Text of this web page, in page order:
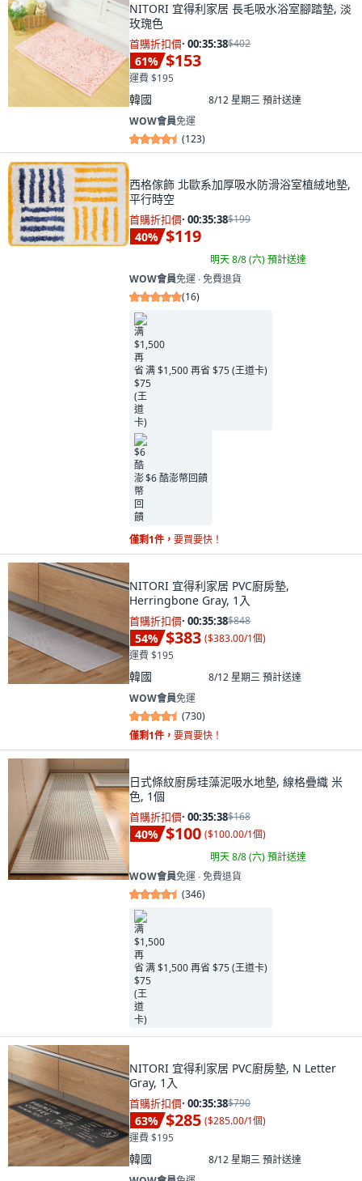
NITORI 宜得利家居 長毛吸水浴室腳踏墊, 淡
玫瑰色
首購折扣價· 00:35:37$402
61% $153
運費 $195
韓國 8/12 星期三預計送達
WOW會員免運
(123)
西格傢飾 北歐系加厚吸水防滑浴室植絨地墊,
平行時空
首購折扣價· 00:35:37$199
40% $119
明天 8/8 (六)預計送達
WOW會員免運 ∙ 免費退貨
(16)
满 $1,500 再省 $75 (王道卡)
$6 酷澎幣回饋
僅剩1件， 要買要快！
NITORI 宜得利家居 PVC廚房墊,
Herringbone Gray, 1入
首購折扣價· 00:35:37$848
54% $383 ($383.00/1個)
運費 $195
韓國 8/12 星期三預計送達
WOW會員免運
(730)
僅剩1件， 要買要快！
日式條紋廚房珪藻泥吸水地墊, 線格疊織 米
色, 1個
首購折扣價· 00:35:37$168
40% $100 ($100.00/1個)
明天 8/8 (六)預計送達
WOW會員免運 ∙ 免費退貨
(346)
满 $1,500 再省 $75 (王道卡)
NITORI 宜得利家居 PVC廚房墊, N Letter
Gray, 1入
首購折扣價· 00:35:37$790
63% $285 ($285.00/1個)
運費 $195
韓國 8/12 星期三預計送達